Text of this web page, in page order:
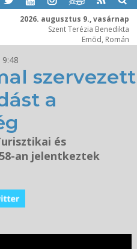
2026. augusztus 9., vasárnap
Szent Terézia Benedikta
Emõd, Román
szervezett
a
és
an jelentkeztek